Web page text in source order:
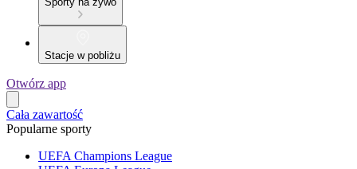
Stacje w pobliżu
Otwórz app
Cała zawartość
Popularne sporty
UEFA Champions League